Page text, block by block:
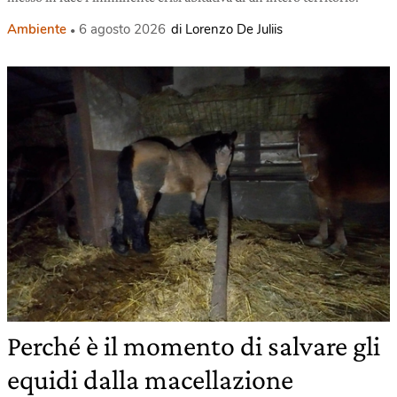
Ambiente 6 agosto 2026 di Lorenzo De Juliis
Perché è il momento di salvare gli
equidi dalla macellazione